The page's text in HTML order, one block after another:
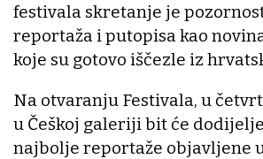
festivala skretanje je
reportaža i putopisa kao
koje su gotovo iščezle iz
Na otvaranju Festivala, u
u Češkoj galeriji bit će
najbolje reportaže objavljene